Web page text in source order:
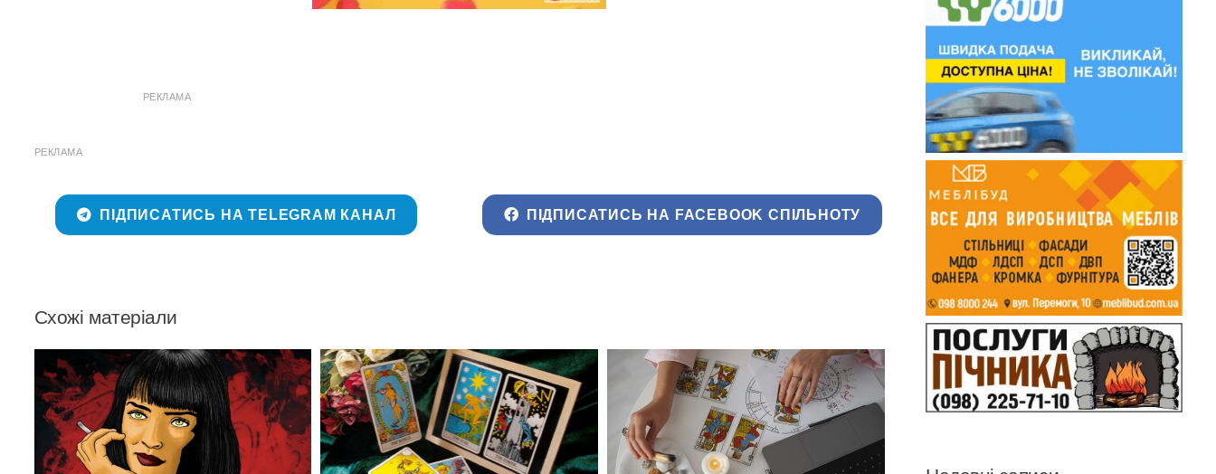
РЕКЛАМА
РЕКЛАМА
ПІДПИСАТИСЬ НА TELEGRAM КАНАЛ ПІДПИСАТИСЬ НА FACEBOOK СПІЛЬНОТУ
Схожі матеріали